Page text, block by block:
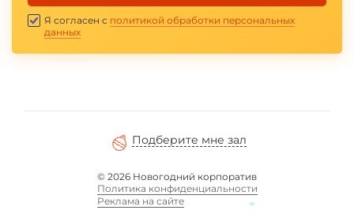
Я согласен с политикой обработки персональных
данных
© 2026 Новогодний корпоратив
Политика конфиденциальности
Реклама на сайте
Подберите мне зал